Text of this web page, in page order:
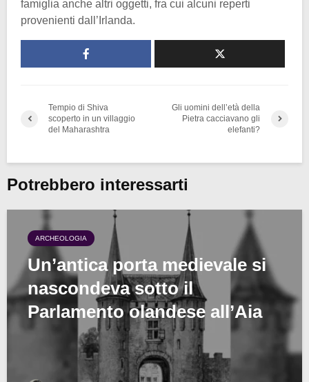
famiglia anche altri oggetti, fra cui alcuni reperti
provenienti dall’Irlanda.
Tempio di Shiva
scoperto in un villaggio
del Maharashtra
Gli uomini dell’età della
Pietra cacciavano gli
elefanti?
Potrebbero interessarti
ARCHEOLOGIA
Un’antica porta medievale si
nascondeva sotto il
Parlamento olandese all’Aia